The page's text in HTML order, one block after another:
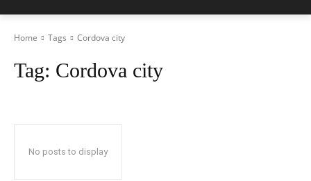
Home Tags Cordova city
Tag: Cordova city
No posts to display